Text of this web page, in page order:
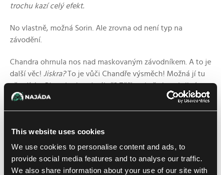
This website uses cookies
We use cookies to personalise content and ads, to
provide social media features and to analyse our traffic.
We also share information about your use of our site with
trochu kazí celý efekt.
No vlastně, možná Sorin. Ale zrovna od není typ na
závodění.
Chandra ohrnula nos nad maskovaným závodníkem. A to je
další věc! Jiskra?To je vůči Chandře výsměch! Možná jí tu
přezdívku Pia vybrala schválně? Těžko si představit jiný
důvod.
chvíle, kdy se ji chordatan snaží odříznout. Obrovské, vyjící
vznášedlo naráží do boku Chandřiny motorky. Než ji
napadne zavolat o pomoc, dva další závodníci z Oblačné
věže se seřadí kolem chordatanů — jeden vpředu a druhý